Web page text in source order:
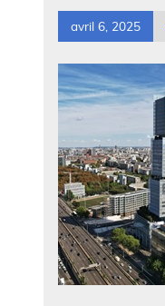
avril 6, 2025